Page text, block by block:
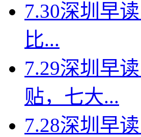
7.30深圳早
比...
7.29深圳早
贴，七大...
7.28深圳早